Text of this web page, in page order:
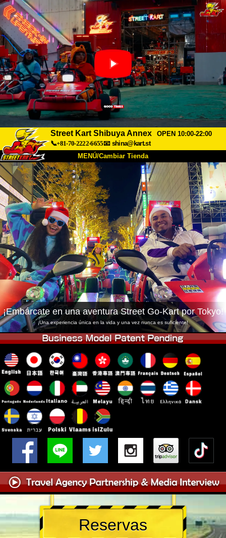
Street Kart Shibuya Annex
OPEN 10:00-22:00
📞+81-70-2222-6655📧 shina@kart.st
MENÚ/Cambiar Tienda
Acerca de Especificaciones Precios
Acceso Testimonios Preguntas Frecuentes
Empresa Reservas
Cambiar Tienda
Tokyo Shinagawa Tokyo Akihabara#1
Tokyo Akihabara#2 Tokyo Shibuya
Tokyo Shibuya Annex Tokyo Bay
Tokyo Asakusa Osaka
Okinawa
¡Embárcate en una aventura Street Go-Kart por Tokyo!
¡Una experiencia única en la vida y una vez nunca es suficiente!
Reservas